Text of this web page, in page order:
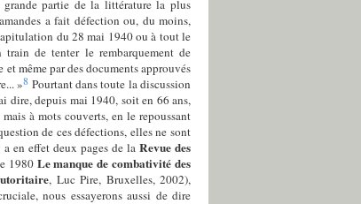
partie de la littérature la plus
a fait défection ou, du moins,
du 28 mai 1940 ou à tout le
de tenter le rembarquement de
même par des documents approuvés
»8 Pourtant dans toute la discussion
dire, depuis mai 1940, soit en 66 ans,
à mots couverts, en le repoussant
de ces défections, elles ne sont
a en effet deux pages de laRevue des
1980 Le manque de combativité des
, Luc Pire, Bruxelles, 2002),
nous essayerons aussi de dire